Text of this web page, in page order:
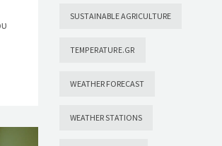
SUSTAINABLE AGRICULTURE
TEMPERATURE.GR
WEATHER FORECAST
WEATHER STATIONS